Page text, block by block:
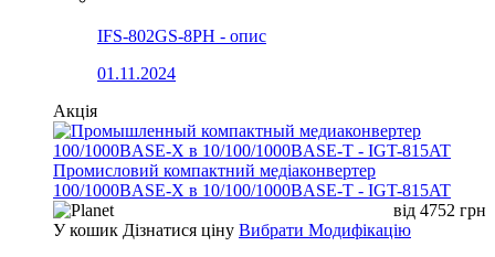
IFS-802GS-8PH - опис
01.11.2024
Акція
Промисловий компактний медіаконвертер
100/1000BASE-X в 10/100/1000BASE-T - IGT-815AT
від 4752 грн
У кошик Дізнатися ціну Вибрати Модифікацію